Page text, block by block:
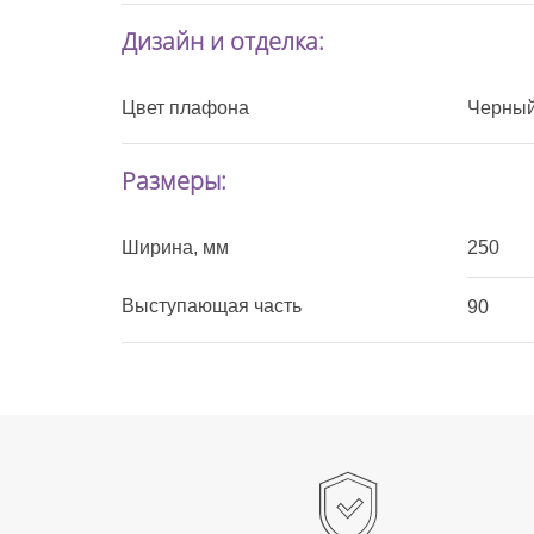
Дизайн и отделка:
Цвет плафона
Размеры:
Ширина, мм 250
Выступающая часть 90